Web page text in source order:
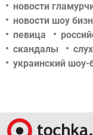
новости
новости шоу
певица
скандалы
украинский шоу-